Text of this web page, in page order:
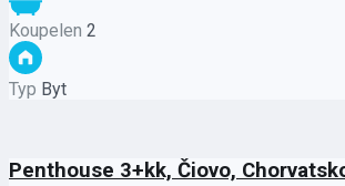
Koupelen 2
Typ Byt
Penthouse 3+kk, Čiovo,